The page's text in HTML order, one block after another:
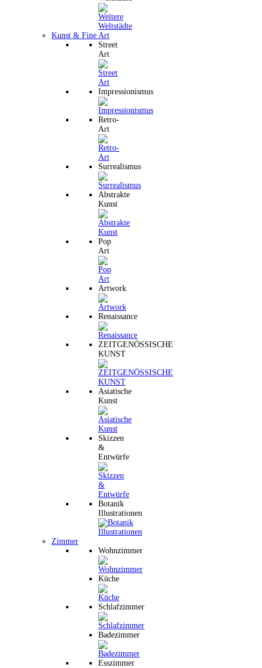
Kunst & Fine Art
Street
Art
Impressionismus
Retro-
Art
Surrealismus
Abstrakte
Kunst
Pop
Art
Artwork
Renaissance
ZEITGENÖSSISCHE
KUNST
Asiatische
Kunst
Skizzen
&
Entwürfe
Botanik
Illustrationen
Zimmer
Wohnzimmer
Küche
Schlafzimmer
Badezimmer
Esszimmer